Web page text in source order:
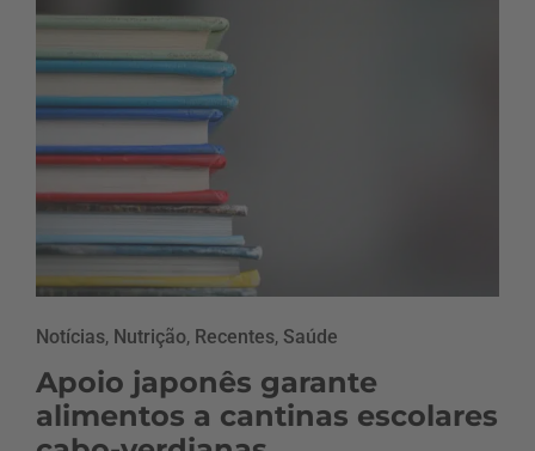
Notícias, Nutrição, Recentes, Saúde
Apoio japonês garante
alimentos a cantinas escolares